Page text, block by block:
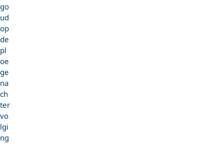
go
ud
op
de
pl
oe
ge
na
ch
ter
vo
lgi
ng